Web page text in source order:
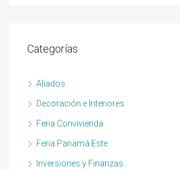
Categorías
Aliados
Decoración e Interiores
Feria Convivienda
Feria Panamá Este
Inversiones y Finanzas